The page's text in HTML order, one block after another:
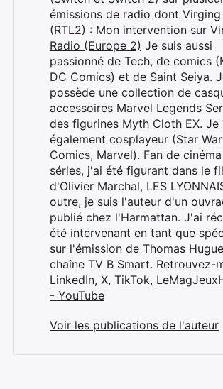
émissions de radio dont Virging
(RTL2) : Mon intervention sur
Radio (Europe 2) Je suis aussi
passionné de Tech, de comics
DC Comics) et de Saint Seiya.
possède une collection de
accessoires Marvel Legends
des figurines Myth Cloth EX. Je
également cosplayeur (Star
Comics, Marvel). Fan de
séries, j'ai été figurant dans le
d'Olivier Marchal, LES
outre, je suis l'auteur d'un
publié chez l'Harmattan. J'ai
été intervenant en tant que
sur l'émission de Thomas
chaîne TV B Smart. Retrouvez-
LinkedIn, X, TikTok,
- YouTube
Voir les publications de l'auteur